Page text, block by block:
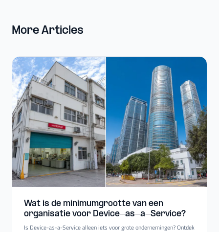
More Articles
Wat is de minimumgrootte van een
organisatie voor Device-​as-​a-​Service?
Is Device-as-a-Service alleen iets voor grote ondernemingen? Ontdek